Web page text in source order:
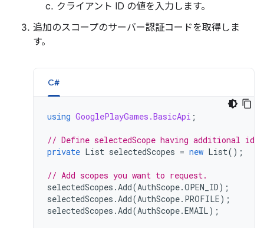
クライアント ID の値を入力します。
追加のスコープのサーバー認証コードを取得しま
す。
C#
using GooglePlayGames.BasicApi ;
// Define selectedScope having additional
private List selectedScopes = new List();
// Add scopes you want to request.
selectedScopes .Add(AuthScope.OPEN_ID);
selectedScopes .Add(AuthScope. PROFILE);
selectedScopes .Add(AuthScope.EMAIL);